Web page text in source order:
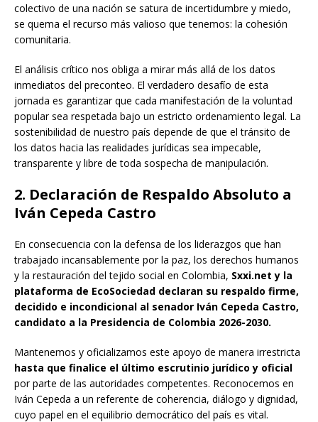
colectivo de una nación se satura de incertidumbre y miedo,
se quema el recurso más valioso que tenemos: la cohesión
comunitaria.
El análisis crítico nos obliga a mirar más allá de los datos
inmediatos del preconteo. El verdadero desafío de esta
jornada es garantizar que cada manifestación de la voluntad
popular sea respetada bajo un estricto ordenamiento legal. La
sostenibilidad de nuestro país depende de que el tránsito de
los datos hacia las realidades jurídicas sea impecable,
transparente y libre de toda sospecha de manipulación.
2. Declaración de Respaldo Absoluto a
Iván Cepeda Castro
En consecuencia con la defensa de los liderazgos que han
trabajado incansablemente por la paz, los derechos humanos
y la restauración del tejido social en Colombia, Sxxi.net y la
plataforma de EcoSociedad declaran su respaldo firme,
decidido e incondicional al senador Iván Cepeda Castro,
candidato a la Presidencia de Colombia 2026-2030.
Mantenemos y oficializamos este apoyo de manera irrestricta
hasta que finalice el último escrutinio jurídico y oficial
por parte de las autoridades competentes. Reconocemos en
Iván Cepeda a un referente de coherencia, diálogo y dignidad,
cuyo papel en el equilibrio democrático del país es vital.